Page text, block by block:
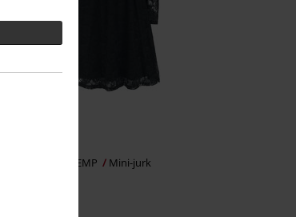
Gothicana by EMP Mini-jurk